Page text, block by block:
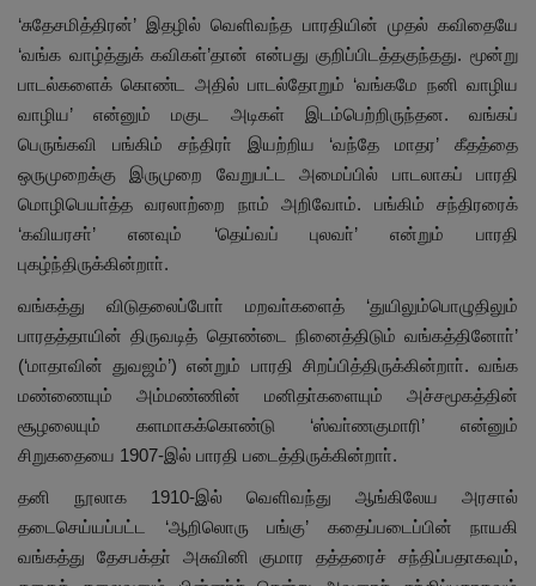
‘சுதேசமித்திரன்’ இதழில் வெளிவந்த பாரதியின் முதல் கவிதையே
‘வங்க வாழ்த்துக் கவிகள்’தான் என்பது குறிப்பிடத்தகுந்தது. மூன்று
பாடல்களைக் கொண்ட அதில் பாடல்தோறும் ‘வங்கமே நனி வாழிய
வாழிய’ என்னும் மகுட அடிகள் இடம்பெற்றிருந்தன. வங்கப்
பெருங்கவி பங்கிம் சந்திரா் இயற்றிய ‘வந்தே மாதர’ கீதத்தை
ஒருமுறைக்கு இருமுறை வேறுபட்ட அமைப்பில் பாடலாகப் பாரதி
மொழிபெயா்த்த வரலாற்றை நாம் அறிவோம். பங்கிம் சந்திரரைக்
‘கவியரசா்’ எனவும் ‘தெய்வப் புலவா்’ என்றும் பாரதி
புகழ்ந்திருக்கின்றாா்.
வங்கத்து விடுதலைப்போா் மறவா்களைத் ‘துயிலும்பொழுதிலும்
பாரதத்தாயின் திருவடித் தொண்டை நினைத்திடும் வங்கத்தினோா்’
(‘மாதாவின் துவஜம்’) என்றும் பாரதி சிறப்பித்திருக்கின்றாா். வங்க
மண்ணையும் அம்மண்ணின் மனிதா்களையும் அச்சமூகத்தின்
சூழலையும் களமாகக்கொண்டு ‘ஸ்வா்ணகுமாரி’ என்னும்
சிறுகதையை 1907-இல் பாரதி படைத்திருக்கின்றாா்.
தனி நூலாக 1910-இல் வெளிவந்து ஆங்கிலேய அரசால்
தடைசெய்யப்பட்ட ‘ஆறிலொரு பங்கு’ கதைப்படைப்பின் நாயகி
வங்கத்து தேசபக்தா் அசுவினி குமார தத்தரைச் சந்திப்பதாகவும்,